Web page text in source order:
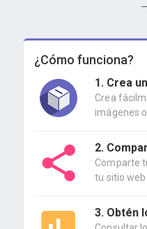
¿Cómo funciona?
1. Crea
Crea
imágenes
2.
Comparte
tu sitio web
3. Obtén